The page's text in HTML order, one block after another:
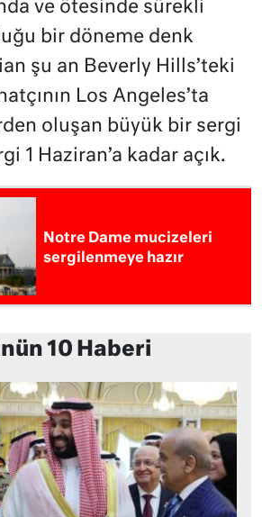
ve ötesinde sürekli
bir döneme denk
şu an Beverly Hills’teki
Los Angeles’ta
oluşan büyük bir sergi
1 Haziran’a kadar açık.
Notre Dame mucizeleri
sergilenmeye hazır
10 Haberi